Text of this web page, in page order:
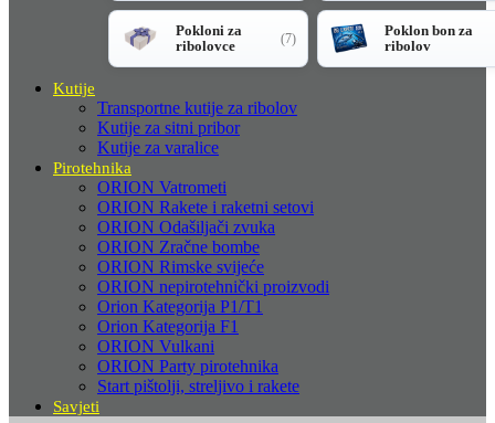
Pokloni za
ribolovce
(7)
Poklon bon za
ribolov
Kutije
Transportne kutije za ribolov
Kutije za sitni pribor
Kutije za varalice
Pirotehnika
ORION Vatrometi
ORION Rakete i raketni setovi
ORION Odašiljači zvuka
ORION Zračne bombe
ORION Rimske svijeće
ORION nepirotehnički proizvodi
Orion Kategorija P1/T1
Orion Kategorija F1
ORION Vulkani
ORION Party pirotehnika
Start pištolji, streljivo i rakete
Savjeti